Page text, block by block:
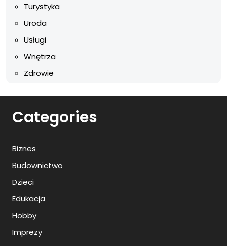
Turystyka
Uroda
Usługi
Wnętrza
Zdrowie
Categories
Biznes
Budownictwo
Dzieci
Edukacja
Hobby
Imprezy